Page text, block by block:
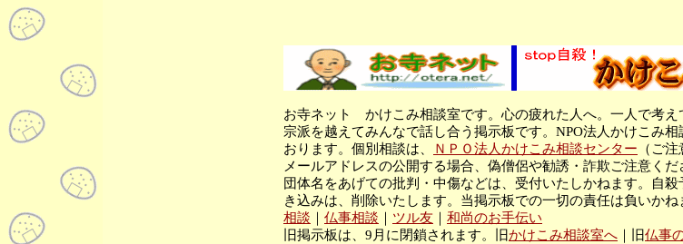
お寺ネット かけこみ相談室です。心の疲れた人へ。一人で考え
宗派を越えてみんなで話し合う掲示板です。NPO法人かけこみ
おります。個別相談は、
ＮＰＯ法人かけこみ相談センター （ご
メールアドレスの公開する場合、偽僧侶や勧誘・詐欺ご注意く
団体名をあげての批判・中傷などは、受付いたしかねます。自
き込みは、削除いたします。当掲示板での一切の責任は負いかね
相談
仏事相談 ツル友
和尚のお手伝い
旧掲示板は、9月に閉鎖されます。旧かけこみ相談室へ ｜旧仏事